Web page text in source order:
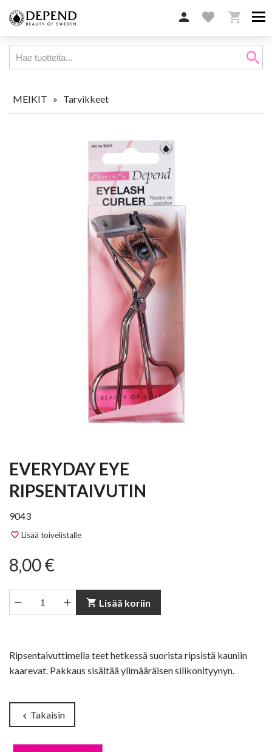
 favorite 
search
MEIKIT » Tarvikkeet
EVERYDAY EYE
RIPSENTAIVUTIN
9043
favorite_border Lisää toivelistalle
8,00 €
  shopping_cart Lisää koriin
Ripsentaivuttimella teet hetkessä suorista ripsistä kauniin
kaarevat. Pakkaus sisältää ylimääräisen silikonityynyn.
chevron_left Takaisin